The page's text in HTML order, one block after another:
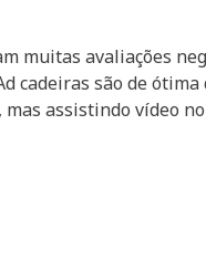
muitas avaliações
cadeiras são de
assistindo vídeo